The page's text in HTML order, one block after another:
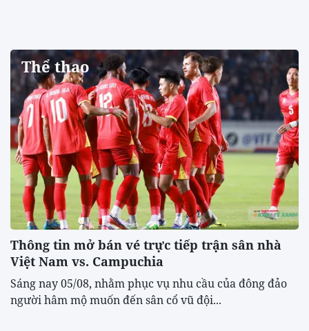
Thể thao
Thông tin mở bán vé trực tiếp trận sân nhà
Việt Nam vs. Campuchia
Sáng nay 05/08, nhằm phục vụ nhu cầu của đông đảo
người hâm mộ muốn đến sân cổ vũ đội...